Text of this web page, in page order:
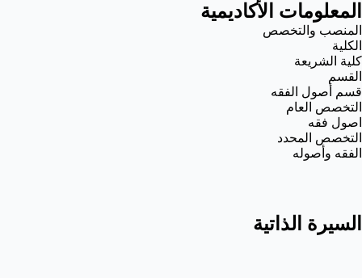
المعلومات الأكاديمية
المنصب والتخصص
الكلية
كلية الشريعة
القسم
قسم أصول الفقه
التخصص العام
اصول فقه
التخصص المحدد
الفقه وأصوله
السيرة الذاتية